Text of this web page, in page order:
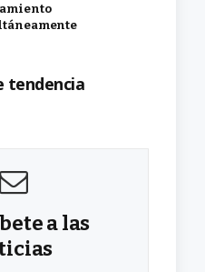
tendencia
a las